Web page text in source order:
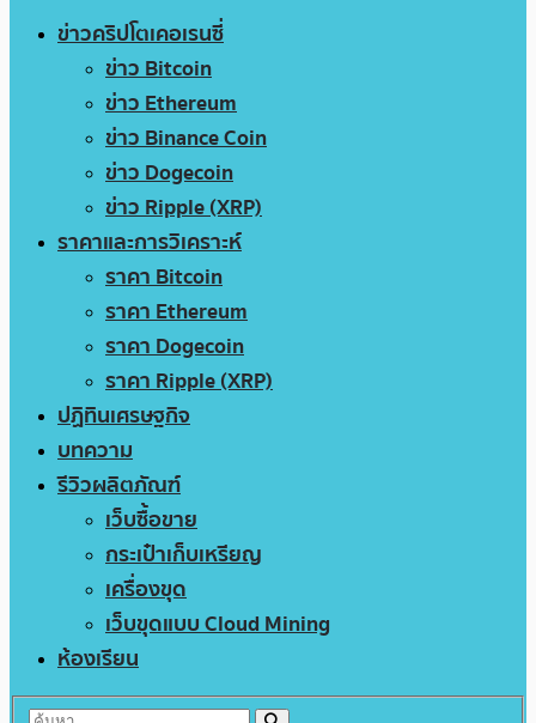
ข่าวคริปโตเคอเรนซี่
ข่าว Bitcoin
ข่าว Ethereum
ข่าว Binance Coin
ข่าว Dogecoin
ข่าว Ripple (XRP)
ราคาและการวิเคราะห์
ราคา Bitcoin
ราคา Ethereum
ราคา Dogecoin
ราคา Ripple (XRP)
ปฏิทินเศรษฐกิจ
บทความ
รีวิวผลิตภัณฑ์
เว็บซื้อขาย
กระเป๋าเก็บเหรียญ
เครื่องขุด
เว็บขุดแบบ Cloud Mining
ห้องเรียน